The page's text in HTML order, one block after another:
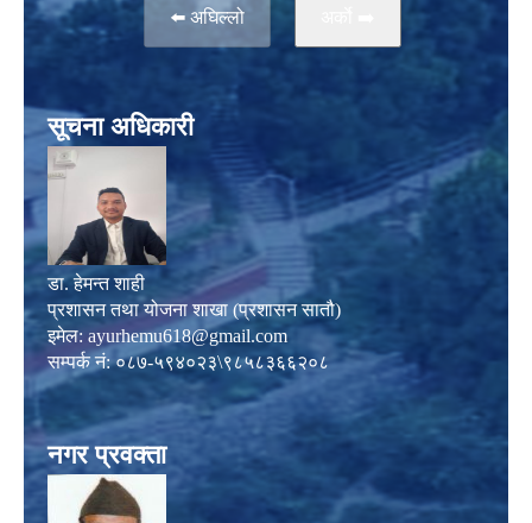
⬅️ अघिल्लो
सूचना अधिकारी
डा. हेमन्त शाही
प्रशासन तथा योजना शाखा (प्रशासन सातौ)
इमेल: ayurhemu618@gmail.com
सम्पर्क नं: ०८७-५९४०२३\९८५८३६६२०८
नगर प्रवक्ता